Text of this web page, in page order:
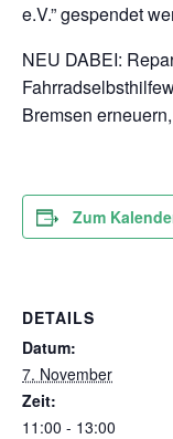
e.V.” gespendet
NEU DABEI:
Bremsen
Zum
DETAILS
Datum:
7. November
Zeit:
11:00 - 13:00